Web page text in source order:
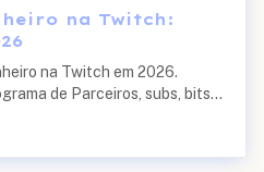
na Twitch:
na Twitch em 2026.
de Parceiros, subs, bits,